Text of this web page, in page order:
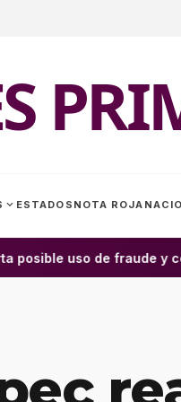
expand_more ESTADOS NOTA ROJA
uso de fraude y